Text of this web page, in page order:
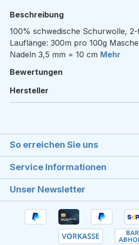
Beschreibung
100% schwedische Schurwolle,
Lauflänge: 300m pro 100g
Nadeln 3,5 mm = 10 cm Mehr
Bewertungen
Hersteller
So erreichen Sie uns
Service Informationen
Unser Newsletter